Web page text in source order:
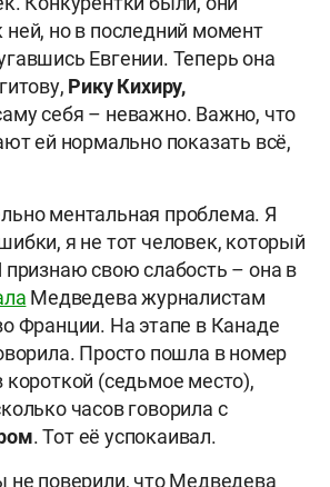
ней, но в последний момент
Евгении. Теперь она
Рику Кихиру,
себя – неважно. Важно, что
ей нормально показать всё,
ментальная проблема. Я
я не тот человек, который
признаю свою слабость – она в
Медведева журналистам
Франции. На этапе в Канаде
Просто пошла в номер
короткой (седьмое место),
часов говорила с
. Тот её успокаивал.
не поверили, что Медведева